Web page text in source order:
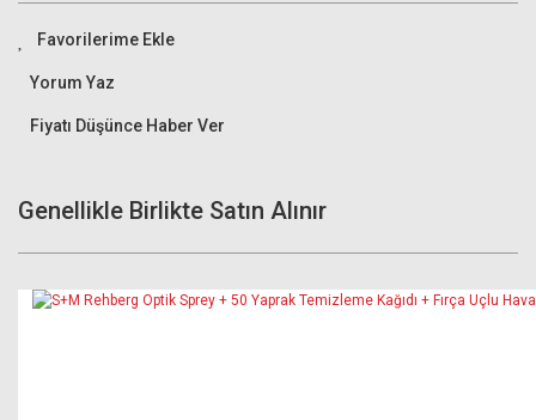
Yorum Yaz
Fiyatı Düşünce Haber Ver
Genellikle Birlikte Satın Alınır